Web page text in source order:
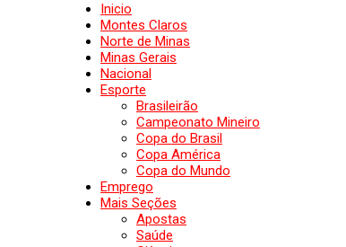
Inicio
Montes Claros
Norte de Minas
Minas Gerais
Nacional
Esporte
Brasileirão
Campeonato Mineiro
Copa do Brasil
Copa América
Copa do Mundo
Emprego
Mais Seções
Apostas
Saúde